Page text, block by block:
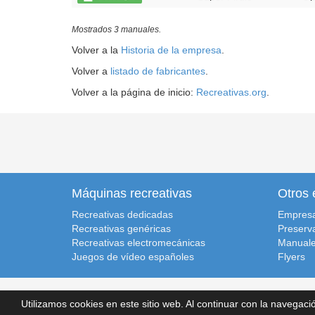
Utilizamos cookies en este sitio web. Al continuar con la
Mostrados 3 manuales.
Volver a la Historia de la empresa
Volver a listado de fabricantes
Volver a la página de inicio: Recreativas.org
Máquinas recreativas
Recreativas dedicadas
Recreativas genéricas
Recreativas electromecánicas
Juegos de vídeo españoles
Otros
Flyers
Recreativas.org, 2014-2026. Inicio|Condiciones de uso|